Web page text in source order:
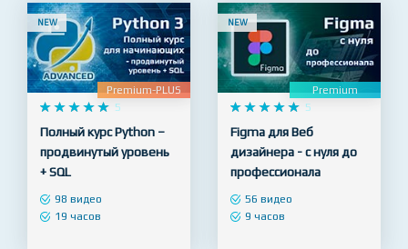
NEW
Premium-PLUS
    
     5
Полный курс Python –
продвинутый уровень
+ SQL
98 видео
19 часов
NEW
Premium
    
     5
Figma для Веб
дизайнера - с нуля до
профессионала
56 видео
9 часов